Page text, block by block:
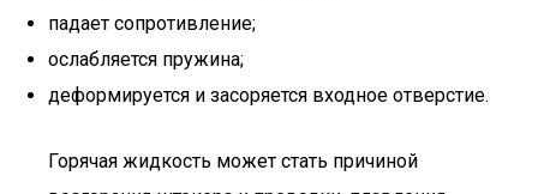
падает сопротивление;
ослабляется пружина;
деформируется и засоряется входное отверстие.
Горячая жидкость может стать причиной